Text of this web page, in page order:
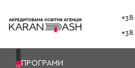
ПРОГРАМИ